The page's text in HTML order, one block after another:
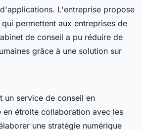
L'entreprise propose
permettent aux entreprises de
de conseil a pu réduire de
grâce à une solution sur
un service de conseil en
étroite collaboration avec les
une stratégie numérique